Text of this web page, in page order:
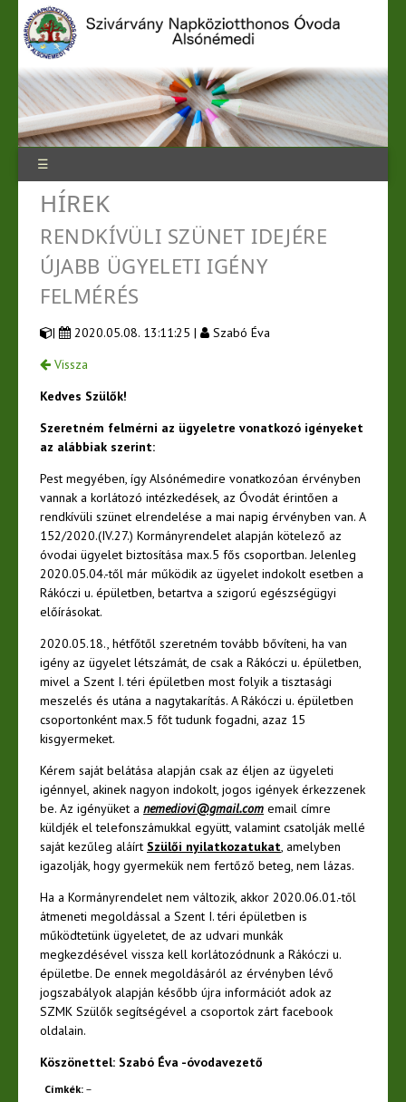
☰
HÍREK
RENDKÍVÜLI SZÜNET IDEJÉRE
ÚJABB ÜGYELETI IGÉNY
FELMÉRÉS
| 2020.05.08. 13:11:25 |
Szabó Éva
Vissza
Kedves Szülők!
Szeretném felmérni az ügyeletre vonatkozó igényeket
az alábbiak szerint:
Pest megyében, így Alsónémedire vonatkozóan érvényben
vannak a korlátozó intézkedések, az Óvodát érintően a
rendkívüli szünet elrendelése a mai napig érvényben van. A
152/2020.(IV.27.) Kormányrendelet alapján kötelező az
óvodai ügyelet biztosítása max.5 fős csoportban. Jelenleg
2020.05.04.-től már működik az ügyelet indokolt esetben a
Rákóczi u. épületben, betartva a szigorú egészségügyi
előírásokat.
2020.05.18., hétfőtől szeretném tovább bővíteni, ha van
igény az ügyelet létszámát, de csak a Rákóczi u. épületben,
mivel a Szent I. téri épületben most folyik a tisztasági
meszelés és utána a nagytakarítás. A Rákóczi u. épületben
csoportonként max.5 főt tudunk fogadni, azaz 15
kisgyermeket.
Kérem saját belátása alapján csak az éljen az ügyeleti
igénnyel, akinek nagyon indokolt, jogos igények érkezzenek
be. Az igényüket a nemediovi@gmail.com email címre
küldjék el telefonszámukkal együtt, valamint csatolják mellé
saját kezűleg aláírt Szülői nyilatkozatukat , amelyben
igazolják, hogy gyermekük nem fertőző beteg, nem lázas.
Ha a Kormányrendelet nem változik, akkor 2020.06.01.-től
átmeneti megoldással a Szent I. téri épületben is
működtetünk ügyeletet, de az udvari munkák
megkezdésével vissza kell korlátozódnunk a Rákóczi u.
épületbe. De ennek megoldásáról az érvényben lévő
jogszabályok alapján később újra információt adok az
SZMK Szülők segítségével a csoportok zárt facebook
oldalain.
Köszönettel: Szabó Éva -óvodavezető
Címkék: –